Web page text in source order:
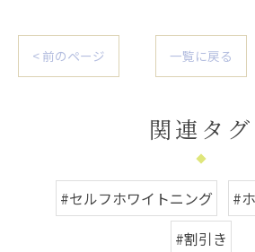
< 前のページ 一覧に戻る
関連タグ
#セルフホワイトニング
#
#割引き